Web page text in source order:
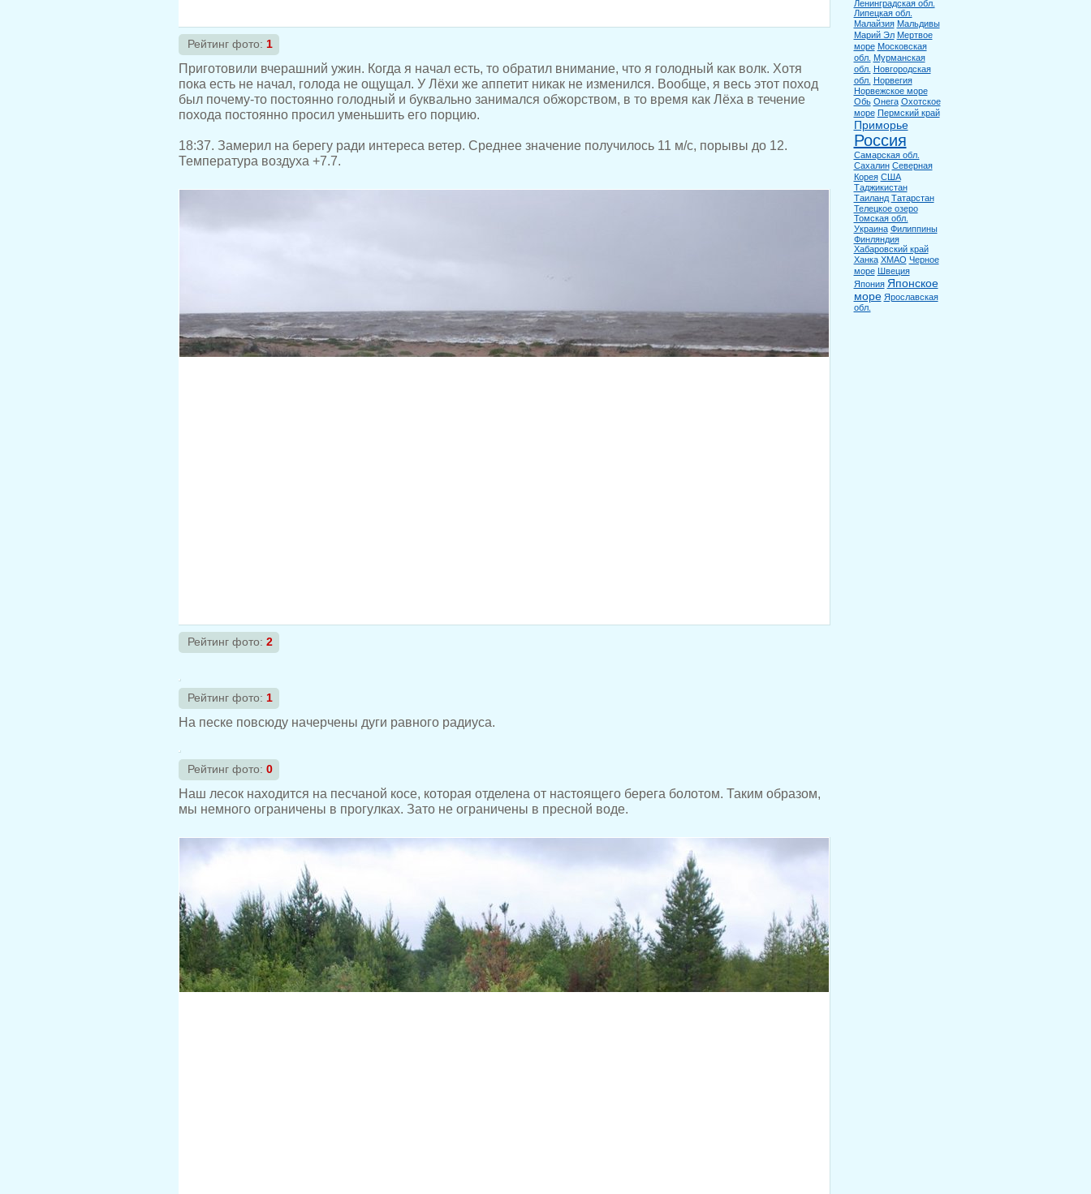
Рейтинг фото: 1
Приготовили вчерашний ужин. Когда я начал есть, то обратил внимание, что я голодный как волк. Хотя
пока есть не начал, голода не ощущал. У Лёхи же аппетит никак не изменился. Вообще, я весь этот поход
был почему-то постоянно голодный и буквально занимался обжорством, в то время как Лёха в течение
похода постоянно просил уменьшить его порцию.
18:37. Замерил на берегу ради интереса ветер. Среднее значение получилось 11 м/с, порывы до 12.
Температура воздуха +7.7.
Рейтинг фото: 2
Рейтинг фото: 1
На песке повсюду начерчены дуги равного радиуса.
Рейтинг фото: 0
Наш лесок находится на песчаной косе, которая отделена от настоящего берега болотом. Таким образом,
мы немного ограничены в прогулках. Зато не ограничены в пресной воде.
Ленинградская обл.
Липецкая обл.
Малайзия Мальдивы
Марий Эл Мертвое
море Московская
обл. Мурманская
обл. Новгородская
обл. Норвегия
Норвежское море
Обь Онега Охотское
море Пермский край
Приморье
Россия
Самарская обл.
Сахалин Северная
Корея США
Таджикистан
Таиланд Татарстан
Телецкое озеро
Томская обл.
Украина Филиппины
Финляндия
Хабаровский край
Ханка ХМАО Черное
море Швеция
Япония Японское
море Ярославская
обл.